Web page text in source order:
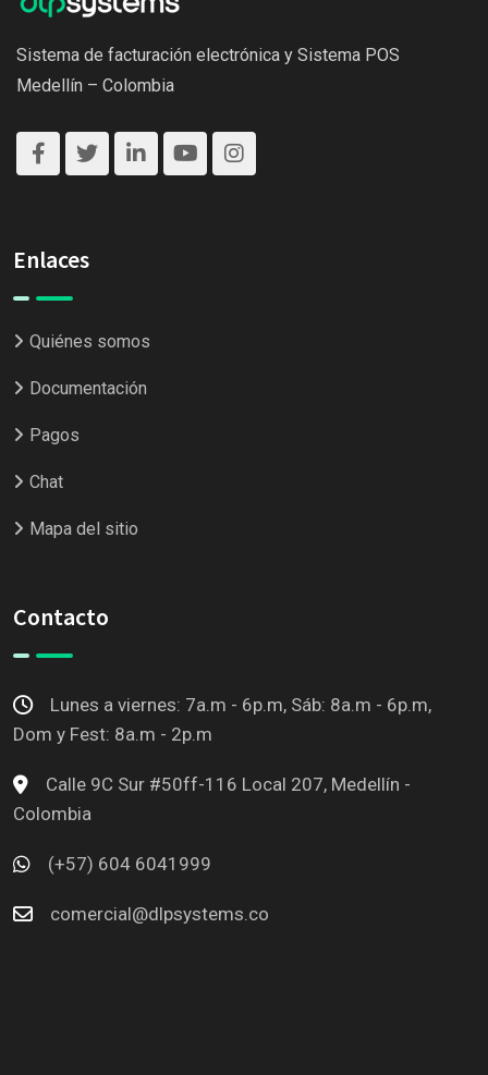
Sistema de facturación electrónica y Sistema POS
Medellín – Colombia
Enlaces
Quiénes somos
Documentación
Pagos
Chat
Mapa del sitio
Contacto
Lunes a viernes: 7a.m - 6p.m, Sáb: 8a.m - 6p.m,
Dom y Fest: 8a.m - 2p.m
Calle 9C Sur #50ff-116 Local 207, Medellín -
Colombia
(+57) 604 6041999
comercial@dlpsystems.co